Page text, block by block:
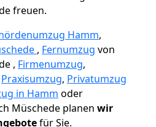
freuen.
Hamm,
, Fernumzug von
, Firmenumzug,
Praxisumzug, Privatumzug
in Hamm oder
Müschede planen wir
für Sie.